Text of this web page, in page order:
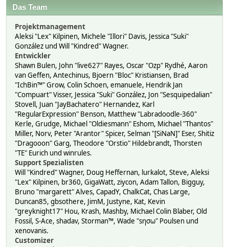
Das Team
Projektmanagement
Aleksi "Lex" Kilpinen, Michele "Illori" Davis, Jessica "Suki"
González und Will "Kindred" Wagner.
Entwickler
Shawn Bulen, John "live627" Rayes, Oscar "Ozp" Rydhé, Aaron
van Geffen, Antechinus, Bjoern "Bloc" Kristiansen, Brad
"IchBin™" Grow, Colin Schoen, emanuele, Hendrik Jan
"Compuart" Visser, Jessica "Suki" González, Jon "Sesquipedalian"
Stovell, Juan "JayBachatero" Hernandez, Karl
"RegularExpression" Benson, Matthew "Labradoodle-360"
Kerle, Grudge, Michael "Oldiesmann" Eshom, Michael "Thantos"
Miller, Norv, Peter "Arantor" Spicer, Selman "[SiNaN]" Eser, Shitiz
"Dragooon" Garg, Theodore "Orstio" Hildebrandt, Thorsten
"TE" Eurich und winrules.
Support Spezialisten
Will "Kindred" Wagner, Doug Heffernan, lurkalot, Steve, Aleksi
"Lex" Kilpinen, br360, GigaWatt, ziycon, Adam Tallon, Bigguy,
Bruno "margarett" Alves, CapadY, ChalkCat, Chas Large,
Duncan85, gbsothere, JimM, Justyne, Kat, Kevin
"greyknight17" Hou, Krash, Mashby, Michael Colin Blaber, Old
Fossil, S-Ace, shadav, Storman™, Wade "sησω" Poulsen und
xenovanis.
Customizer